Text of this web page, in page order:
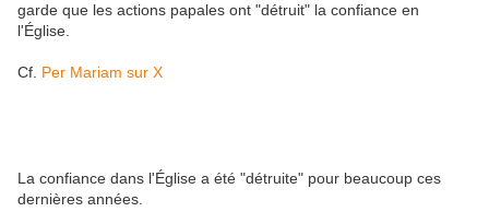
garde que les actions papales ont "détruit" la confiance en
l'Église.
Cf. Per Mariam sur X
La confiance dans l'Église a été "détruite" pour beaucoup ces
dernières années.